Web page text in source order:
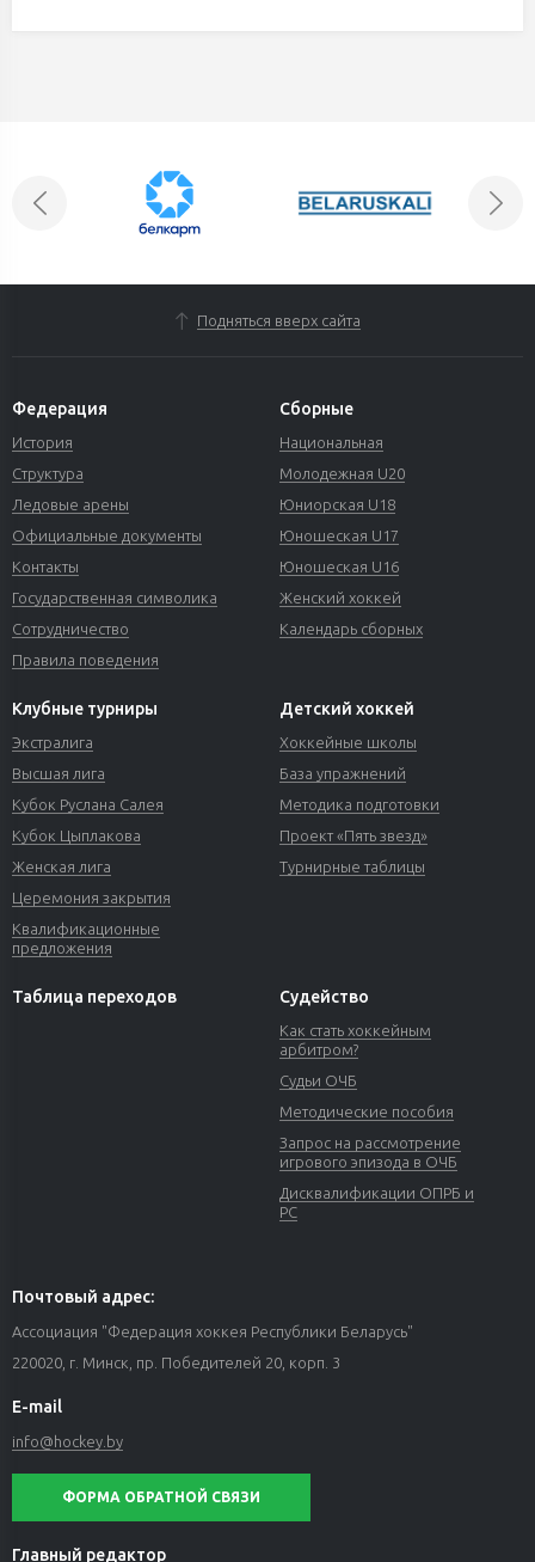
Подняться вверх сайта
Федерация
История
Структура
Ледовые арены
Официальные документы
Контакты
Государственная символика
Сотрудничество
Правила поведения
Сборные
Национальная
Молодежная U20
Юниорская U18
Юношеская U17
Юношеская U16
Женский хоккей
Календарь сборных
Клубные турниры
Экстралига
Высшая лига
Кубок Руслана Салея
Кубок Цыплакова
Женская лига
Церемония закрытия
Квалификационные
предложения
Детский хоккей
Хоккейные школы
База упражнений
Методика подготовки
Проект «Пять звезд»
Турнирные таблицы
Таблица переходов Судейство
Как стать хоккейным
арбитром?
Судьи ОЧБ
Методические пособия
Запрос на рассмотрение
игрового эпизода в ОЧБ
Дисквалификации ОПРБ и
РС
Почтовый адрес:
Ассоциация "Федерация хоккея Республики Беларусь"
220020, г. Минск, пр. Победителей 20, корп. 3
E-mail
info@hockey.by
ФОРМА ОБРАТНОЙ СВЯЗИ
Главный редактор